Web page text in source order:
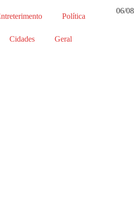
Política
Cidades Geral
06/